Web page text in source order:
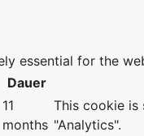
essential for the
Dauer
11
months
This cookie is
"Analytics".